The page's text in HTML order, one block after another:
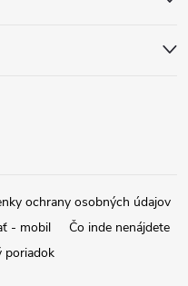
ochrany osobných údajov
- mobil
Čo inde nenájdete
poriadok